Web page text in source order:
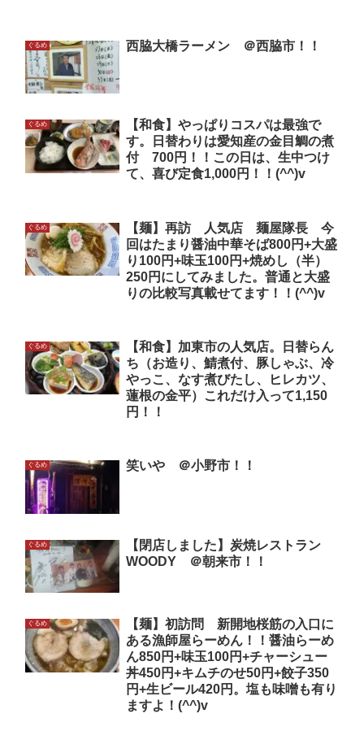
ぐるめ 西脇大橋ラーメン ＠西脇市！！
ぐるめ
【和食】やっぱりコスパは最強で
す。日替わりは愛知産の金目鯛の煮
付 700円！！この日は、生中つけ
て、喜び定食1,000円！！(^^)v
ぐるめ
【麺】再訪 人気店 麺屋隊長 今
回はたまり醤油中華そば800円+大盛
り100円+味玉100円+焼めし（半）
250円にしてみました。普通と大盛
りの比較写真載せてます！！(^^)v
ぐるめ
【和食】加東市の人気店。日替らん
ち（お造り、鯖煮付、豚しゃぶ、冷
やっこ、なす煮びたし、ヒレカツ、
蓮根の金平）これだけ入って1,150
円！！
ぐるめ 笑いや ＠小野市！！
ぐるめ
【閉店しました】炭焼レストラン
WOODY ＠朝来市！！
ぐるめ
【麺】初訪問 新開地桜筋の入口に
ある漁師屋らーめん！！醤油らーめ
ん850円+味玉100円+チャーシュー
丼450円+キムチのせ50円+餃子350
円+生ビール420円。塩も味噌も有り
ますよ！(^^)v